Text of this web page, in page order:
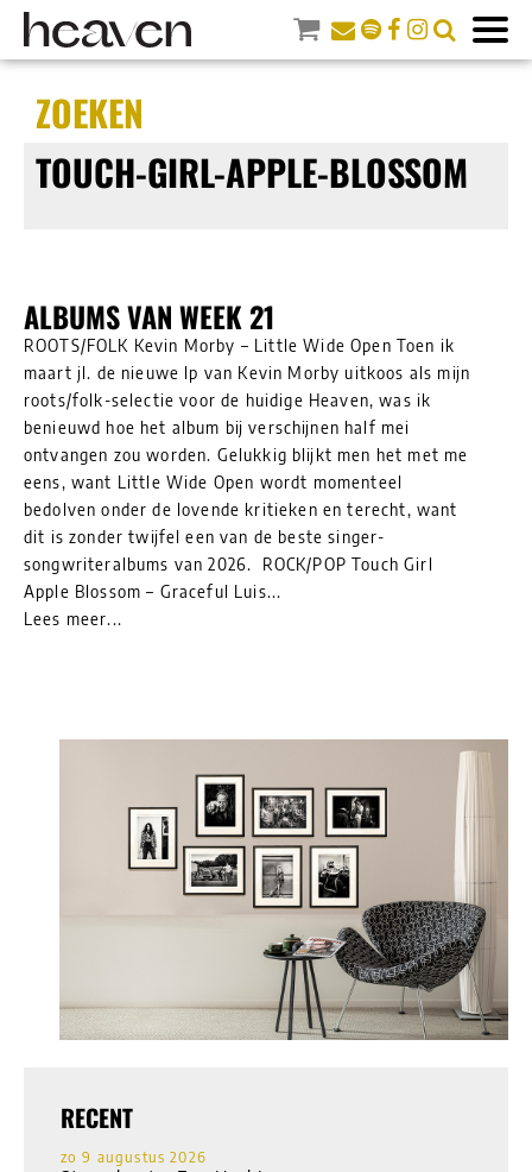
ZOEKEN
TOUCH-GIRL-APPLE-BLOSSOM
ALBUMS VAN WEEK 21
ROOTS/FOLK Kevin Morby – Little Wide Open Toen ik
maart jl. de nieuwe lp van Kevin Morby uitkoos als mijn
roots/folk-selectie voor de huidige Heaven, was ik
benieuwd hoe het album bij verschijnen half mei
ontvangen zou worden. Gelukkig blijkt men het met me
eens, want Little Wide Open wordt momenteel
bedolven onder de lovende kritieken en terecht, want
dit is zonder twijfel een van de beste singer-
songwriteralbums van 2026. ROCK/POP Touch Girl
Apple Blossom – Graceful Luis...
Lees meer...
RECENT
zo 9 augustus 2026